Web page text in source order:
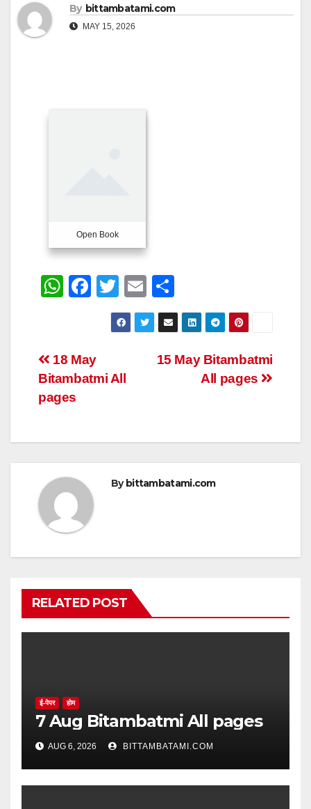
By bittambatami.com
MAY 15, 2026
Open Book
W
s
A
p
F
e
b
k
T
wi
tt
E
m
ail
h
ar
e
Post
navigation
15 May Bitambatmi
All pages
18 May
Bitambatmi All
pages
By bittambatami.com
RELATED POST
ई-पेपर होम
7 Aug Bitambatmi All pages
AUG 6, 2026 BITTAMBATAMI.COM